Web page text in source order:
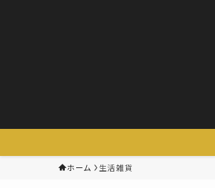
ホーム 生活雑貨